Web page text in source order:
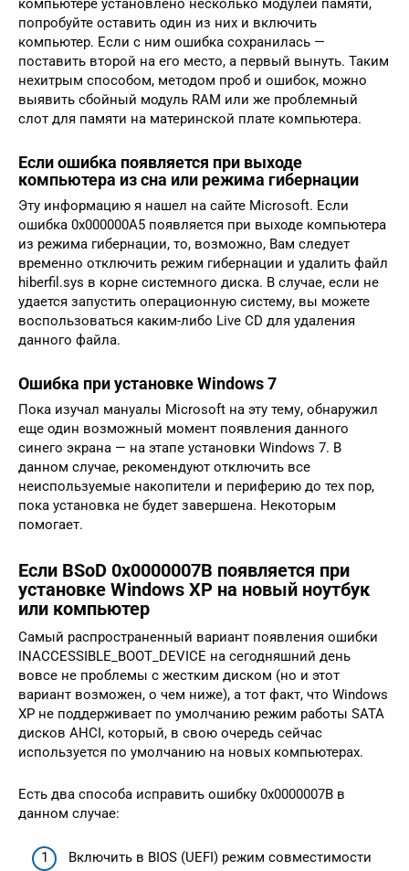
компьютере установлено несколько модулей памяти,
попробуйте оставить один из них и включить
компьютер. Если с ним ошибка сохранилась —
поставить второй на его место, а первый вынуть. Таким
нехитрым способом, методом проб и ошибок, можно
выявить сбойный модуль RAM или же проблемный
слот для памяти на материнской плате компьютера.
Если ошибка появляется при выходе
компьютера из сна или режима гибернации
Эту информацию я нашел на сайте Microsoft. Если
ошибка 0x000000A5 появляется при выходе компьютера
из режима гибернации, то, возможно, Вам следует
временно отключить режим гибернации и удалить файл
hiberfil.sys в корне системного диска. В случае, если не
удается запустить операционную систему, вы можете
воспользоваться каким-либо Live CD для удаления
данного файла.
Ошибка при установке Windows 7
Пока изучал мануалы Microsoft на эту тему, обнаружил
еще один возможный момент появления данного
синего экрана — на этапе установки Windows 7. В
данном случае, рекомендуют отключить все
неиспользуемые накопители и периферию до тех пор,
пока установка не будет завершена. Некоторым
помогает.
Если BSoD 0x0000007B появляется при
установке Windows XP на новый ноутбук
или компьютер
Самый распространенный вариант появления ошибки
INACCESSIBLE_BOOT_DEVICE на сегодняшний день
вовсе не проблемы с жестким диском (но и этот
вариант возможен, о чем ниже), а тот факт, что Windows
XP не поддерживает по умолчанию режим работы SATA
дисков AHCI, который, в свою очередь сейчас
используется по умолчанию на новых компьютерах.
Есть два способа исправить ошибку 0x0000007B в
данном случае:
Включить в BIOS (UEFI) режим совместимости